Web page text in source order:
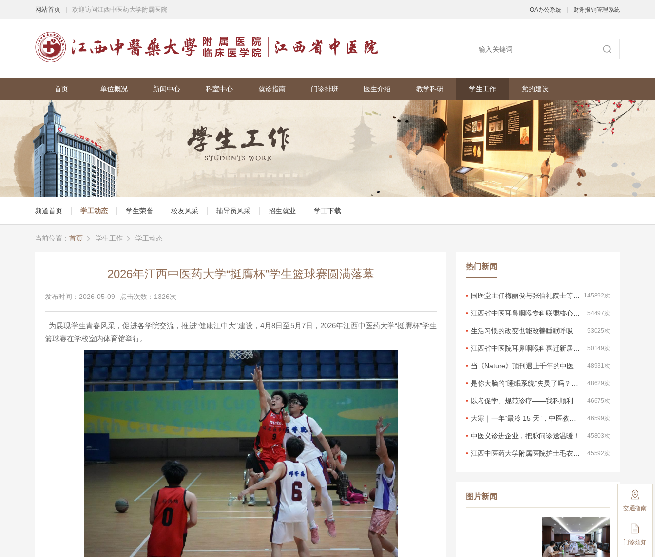
网站首页 欢迎访问江西中医药大学附属医院 OA办公系统 财务报销管理系统
首页 单位概况 新闻中心 科室中心 就诊指南 门诊排班 医生介绍 教学科研 学生工作 党的建设
频道首页 学工动态 学生荣誉 校友风采 辅导员风采 招生就业 学工下载
当前位置： 首页  学生工作  学工动态
2026年江西中医药大学“挺膺杯”学生篮球赛圆满落幕
发布时间：2026-05-09 点击次数：1326次
为展现学生青春风采，促进各学院交流，推进“健康江中大”建设，4月8日至5月7日，2026年江西中医药大学“挺膺杯”学生
篮球赛在学校室内体育馆举行。
热门新闻
国医堂主任梅丽俊与张伯礼院士等专家共同参会 145892次
江西省中医耳鼻咽喉专科联盟核心成员单位授牌仪式在兴国县中医院成功举行 54497次
生活习惯的改变也能改善睡眠呼吸暂停！ 53025次
江西省中医院耳鼻咽喉科喜迁新居，独立病区正式启用！——东湖院区病房整体搬迁至西湖院区1号楼13楼，医疗服务能力全面升级！ 50149次
当《Nature》顶刊遇上千年的中医智慧：睡眠的殊途同归 48931次
是你大脑的“睡眠系统”失灵了吗？科学维修指南 48629次
以考促学、规范诊疗——我科顺利完成第三次临床路径现场考核 46675次
大寒｜一年“最冷 15 天”，中医教你「藏阳 5 招」安稳迎新年 46599次
中医义诊进企业，把脉问诊送温暖！ 45803次
江西中医药大学附属医院护士毛衣采购项目（第二次）招标结果公示 45592次
图片新闻 
交通指南

门诊须知